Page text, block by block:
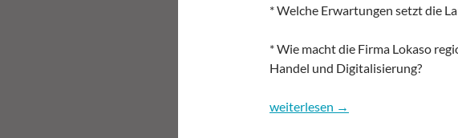
* Welche Erwartungen setzt die
* Wie macht die Firma Lokaso
Handel und Digitalisierung?
09:59 – das Digitalmagazin:
weiterlesen →